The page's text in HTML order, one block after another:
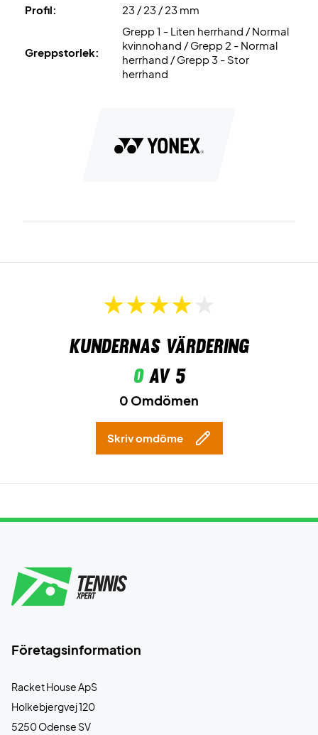
Profil:
23 / 23 / 23 mm
Greppstorlek:
Grepp 1 - Liten herrhand / Normal
kvinnohand / Grepp 2 - Normal
herrhand / Grepp 3 - Stor
herrhand
Kundernas värdering
0av 5
0 Omdömen
Skriv omdöme
Företagsinformation
Racket House ApS
Holkebjergvej 120
5250 Odense SV